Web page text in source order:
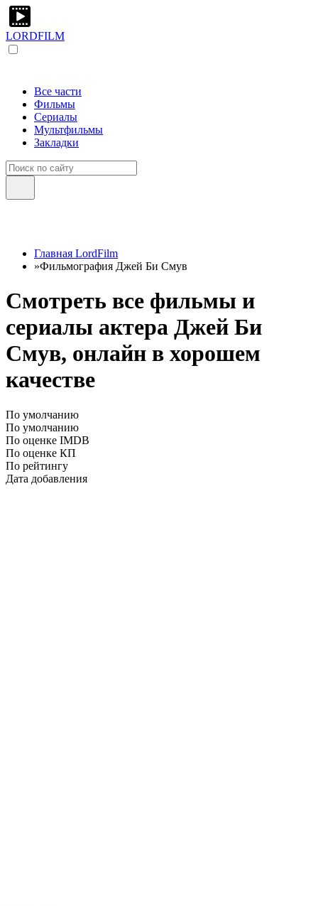
LORDFILM
Все части
Фильмы
Сериалы
Мультфильмы
Закладки
Главная LordFilm
»Фильмография Джей Би Смув
Смотреть все фильмы и
сериалы актера Джей Би
Смув, онлайн в хорошем
качестве
По умолчанию
По умолчанию
По оценке IMDB
По оценке КП
По рейтингу
Дата добавления